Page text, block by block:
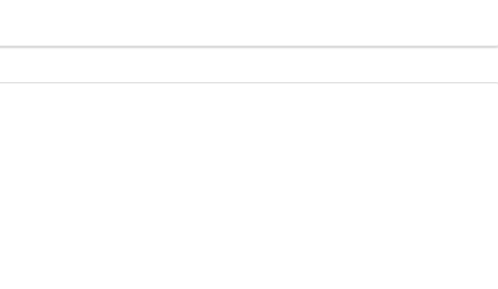
à votre goût, bel investissement locatif.
immatriculé au RSAC de POITIERS sous le numéro